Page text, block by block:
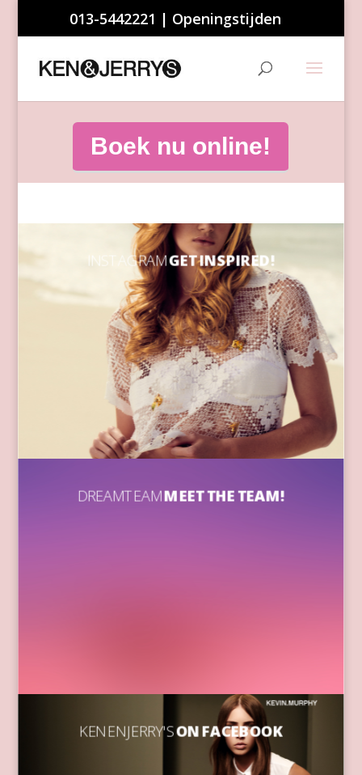
013-5442221 | Openingstijden
Boek nu online!
INSTAGRAMGET INSPIRED!
DREAMTEAMMEET THE TEAM!
KEN EN JERRY'SON FACEBOOK